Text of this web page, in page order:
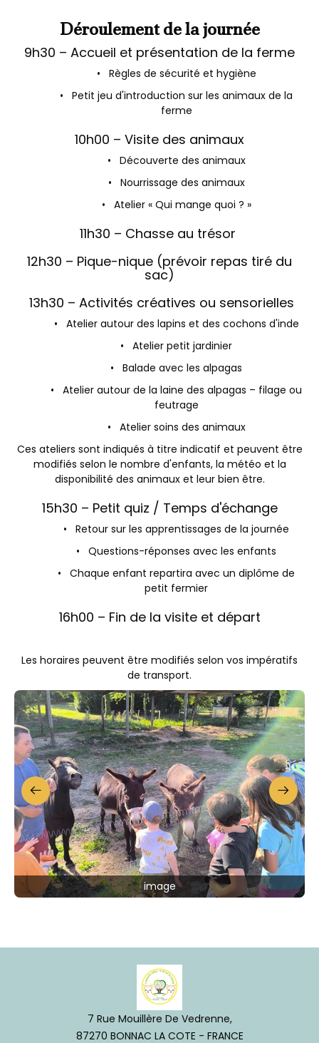
Déroulement de la journée
9h30 – Accueil et présentation de la ferme
• Règles de sécurité et hygiène
• Petit jeu d'introduction sur les animaux de la
ferme
10h00 – Visite des animaux
• Découverte des animaux
• Nourrissage des animaux
• Atelier « Qui mange quoi ? »
11h30 – Chasse au trésor
12h30 – Pique-nique (prévoir repas tiré du
sac)
13h30 – Activités créatives ou sensorielles
• Atelier autour des lapins et des cochons d'inde
• Atelier petit jardinier
• Balade avec les alpagas
• Atelier autour de la laine des alpagas – filage ou
feutrage
• Atelier soins des animaux
Ces ateliers sont indiqués à titre indicatif et peuvent être
modifiés selon le nombre d'enfants, la météo et la
disponibilité des animaux et leur bien être.
15h30 – Petit quiz / Temps d'échange
• Retour sur les apprentissages de la journée
• Questions-réponses avec les enfants
• Chaque enfant repartira avec un diplôme de
petit fermier
16h00 – Fin de la visite et départ
Les horaires peuvent être modifiés selon vos impératifs
de transport.
image
7 Rue Mouillère De Vedrenne,
87270 BONNAC LA COTE - FRANCE